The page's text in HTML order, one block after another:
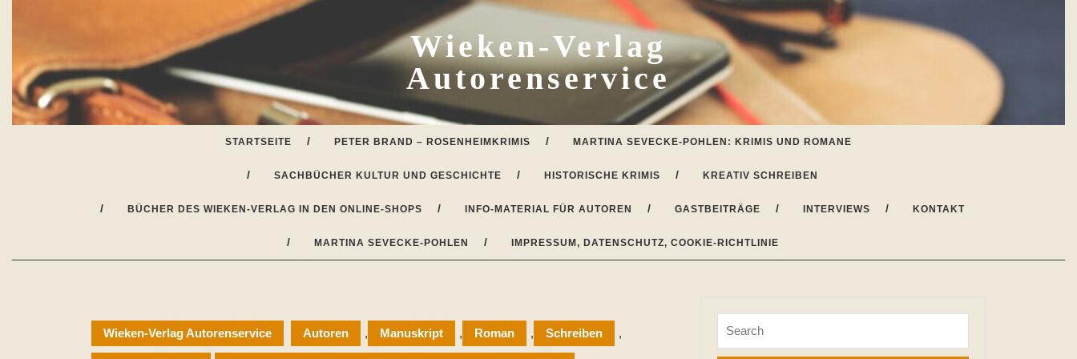
Wieken-Verlag
Autorenservice
STARTSEITE PETER BRAND – ROSENHEIMKRIMIS MARTINA SEVECKE-POHLEN: KRIMIS UND ROMANE
SACHBÜCHER KULTUR UND GESCHICHTE HISTORISCHE KRIMIS KREATIV SCHREIBEN
BÜCHER DES WIEKEN-VERLAG IN DEN ONLINE-SHOPS INFO-MATERIAL FÜR AUTOREN GASTBEITRÄGE INTERVIEWS KONTAKT
MARTINA SEVECKE-POHLEN IMPRESSUM, DATENSCHUTZ, COOKIE-RICHTLINIE
Wieken-Verlag Autorenservice Autoren , Manuskript , Roman , Schreiben ,
for: